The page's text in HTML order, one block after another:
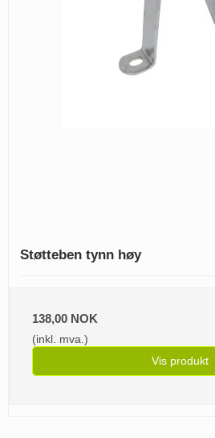
Støtteben tynn høy
138,00 NOK
(inkl. mva.)
Vis produkt